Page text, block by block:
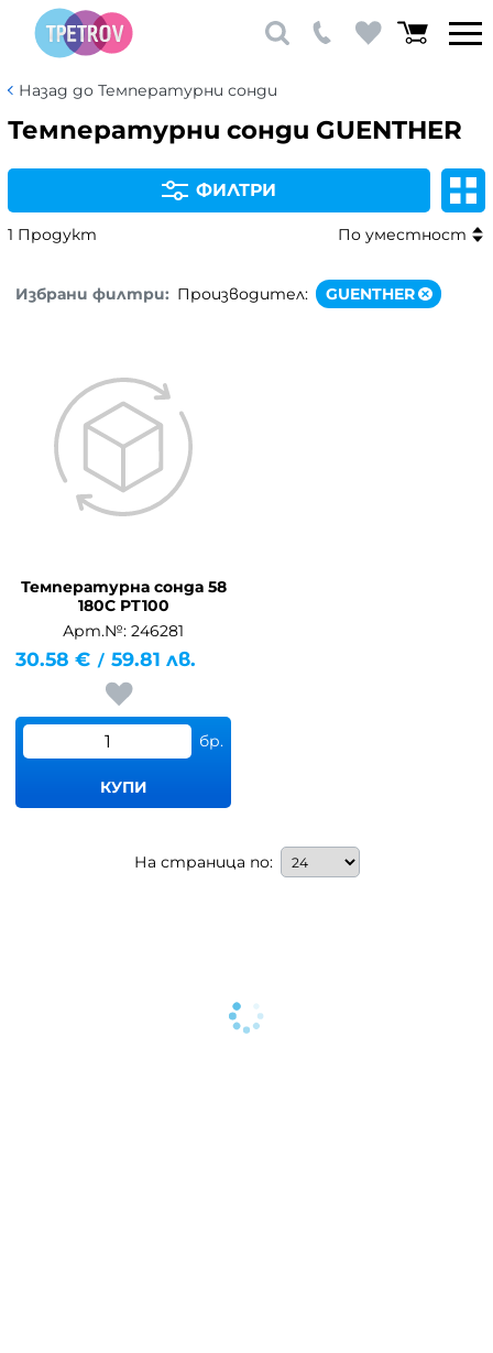
Назад до Температурни сонди
Температурни сонди GUENTHER
ФИЛТРИ
1 Продукт По уместност
Избрани филтри: Производител: GUENTHER
Температурна сонда 58
180C PT100
Арт.№: 246281
30.58 € / 59.81 лв.
бр.
КУПИ
На страница по: